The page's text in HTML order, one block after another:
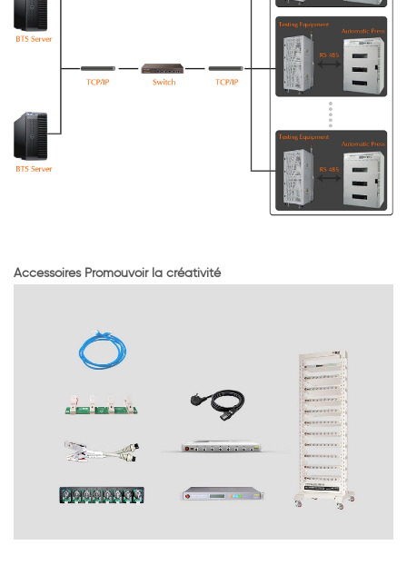
Accessoires Promouvoir la créativité